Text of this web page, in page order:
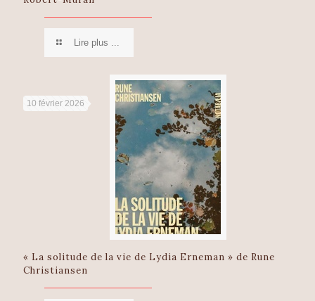
Lire plus ...
10 février 2026
« La solitude de la vie de Lydia Erneman » de Rune
Christiansen